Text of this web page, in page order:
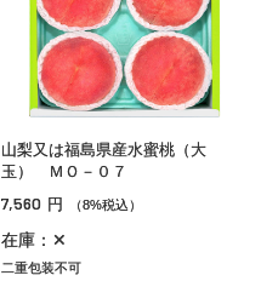
山梨又は福島県産水蜜桃（大
玉） ＭＯ－０７
7,560 円 （8%税込）
在庫：✕
二重包装不可